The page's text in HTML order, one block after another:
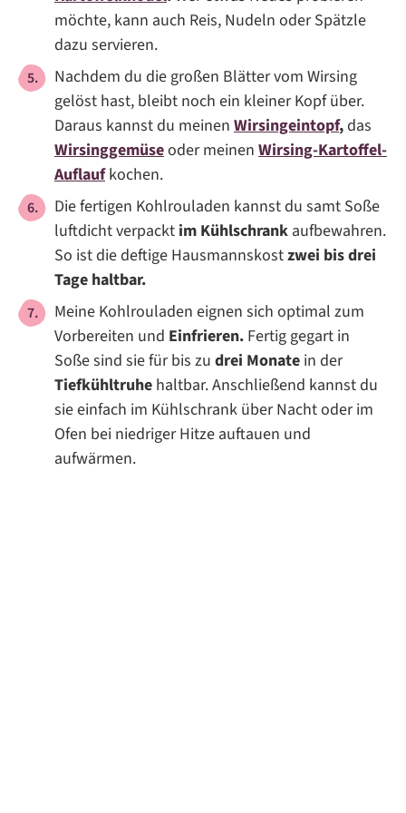
möchte, kann auch Reis, Nudeln oder Spätzle
dazu servieren.
Nachdem du die großen Blätter vom Wirsing
gelöst hast, bleibt noch ein kleiner Kopf über.
Daraus kannst du meinen Wirsingeintopf,das
Wirsinggemüseoder meinen Wirsing-Kartoffel-
Auflaufkochen.
Die fertigen Kohlrouladen kannst du samt Soße
luftdicht verpackt im Kühlschrank aufbewahren.
So ist die deftige Hausmannskostzwei bis drei
Tage haltbar.
Meine Kohlrouladen eignen sich optimal zum
Vorbereiten und Einfrieren. Fertig gegart in
Soße sind sie für bis zu drei Monate in der
Tiefkühltruhe haltbar. Anschließend kannst du
sie einfach im Kühlschrank über Nacht oder im
Ofen bei niedriger Hitze auftauen und
aufwärmen.